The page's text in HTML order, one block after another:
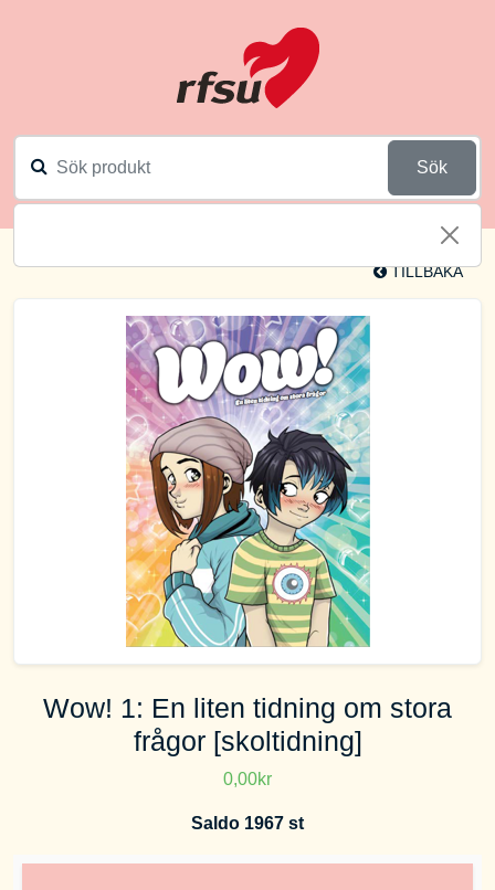
Sök
TILLBAKA
Wow! 1: En liten tidning om stora
frågor [skoltidning]
0,00kr
Saldo 1967 st